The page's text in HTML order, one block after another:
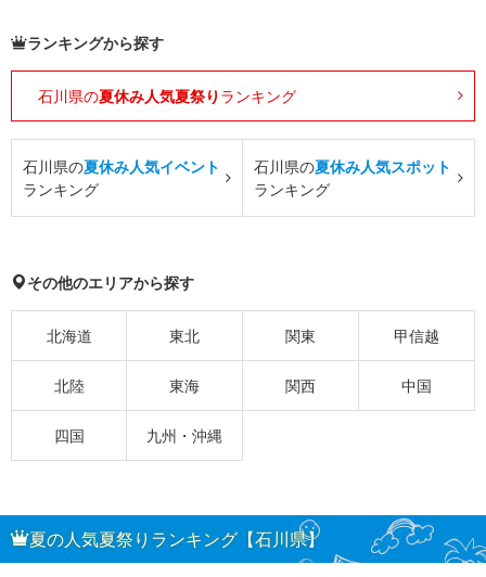
ランキングから探す
石川県の夏休み人気夏祭り ランキング
石川県の夏休み人気イベント
ランキング
石川県の夏休み人気スポット
ランキング
その他のエリアから探す
北海道 東北 関東 甲信越
北陸 東海 関西 中国
四国 九州・沖縄
夏の人気夏祭りランキング【石川県】